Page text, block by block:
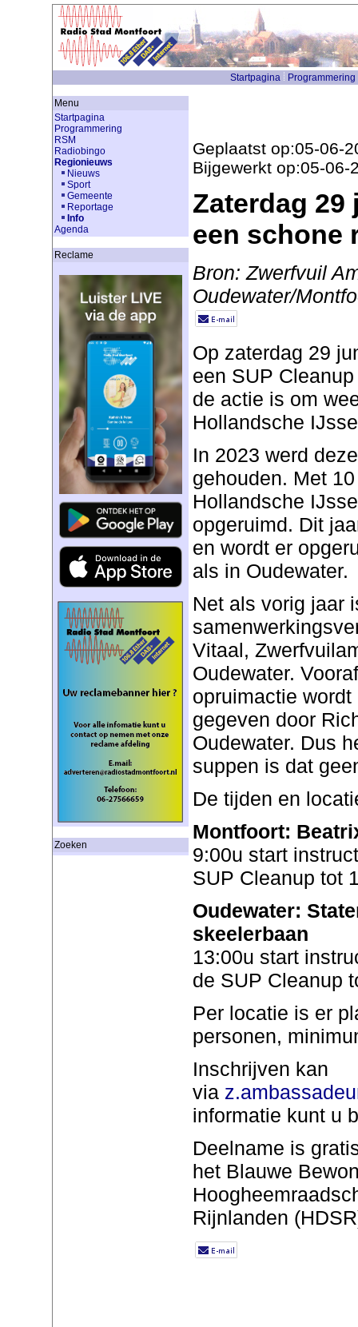
Startpagina Programmering
Menu
Startpagina
Programmering
RSM
Radiobingo
Regionieuws
Nieuws
Sport
Gemeente
Reportage
Info
Agenda
Reclame
Zoeken
Geplaatst op:05-06-
Bijgewerkt op:05-06-
Zaterdag
een schone
Bron: Zwerfvuil
Oudewater/
Op zaterdag 29
een SUP
de actie is om
Hollandsche
In 2023 werd
gehouden. Met
Hollandsche
opgeruimd. Dit
en wordt er
als in Oudewater.
Net als vorig jaar
Vitaal,
Oudewater.
opruimactie
gegeven door
Oudewater. Dus
suppen is dat
De tijden en
Montfoort:
9:00u start
SUP Cleanup tot
Oudewater:
skeelerbaan
13:00u start
de SUP Cleanup
Per locatie is er
personen,
Inschrijven kan
via
informatie kunt u
Deelname is
het Blauwe
Rijnlanden